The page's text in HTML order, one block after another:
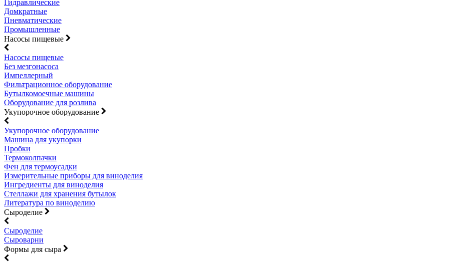
Гидравлические
Домкратные
Пневматические
Промышленные
Насосы пищевые
Насосы пищевые
Без мезгонасоса
Импеллерный
Фильтрационное оборудование
Бутылкомоечные машины
Оборудование для розлива
Укупорочное оборудование
Укупорочное оборудование
Машина для укупорки
Пробки
Термоколпачки
Фен для термоусадки
Измерительные приборы для виноделия
Ингредиенты для виноделия
Стеллажи для хранения бутылок
Литература по виноделию
Сыроделие
Сыроделие
Сыроварни
Формы для сыра